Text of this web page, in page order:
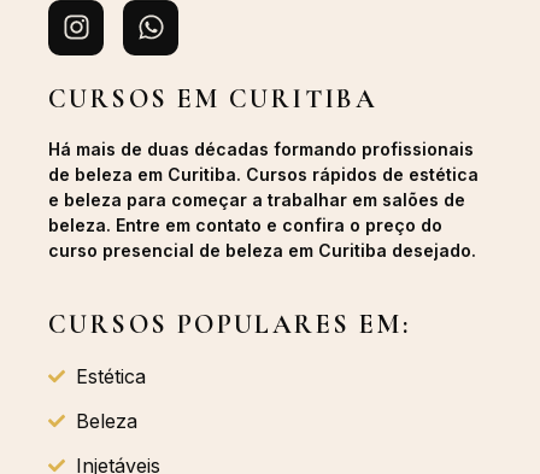
CURSOS EM CURITIBA
Há mais de duas décadas formando profissionais
de beleza em Curitiba. Cursos rápidos de estética
e beleza para começar a trabalhar em salões de
beleza. Entre em contato e confira o preço do
curso presencial de beleza em Curitiba desejado.
CURSOS POPULARES EM:
Estética
Beleza
Injetáveis